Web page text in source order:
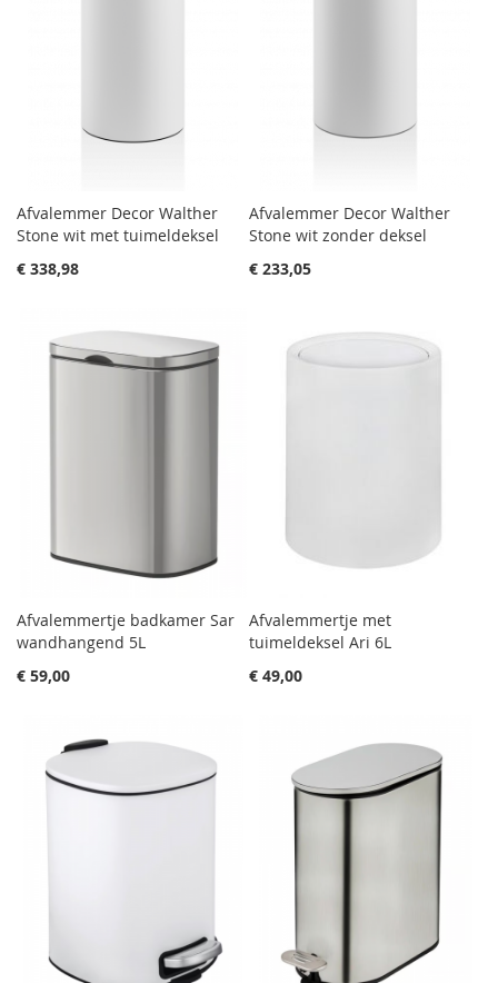
Afvalemmer Decor Walther
Stone wit met tuimeldeksel
€ 338,98
Afvalemmer Decor Walther
Stone wit zonder deksel
€ 233,05
Afvalemmertje badkamer Sar
wandhangend 5L
€ 59,00
Afvalemmertje met
tuimeldeksel Ari 6L
€ 49,00